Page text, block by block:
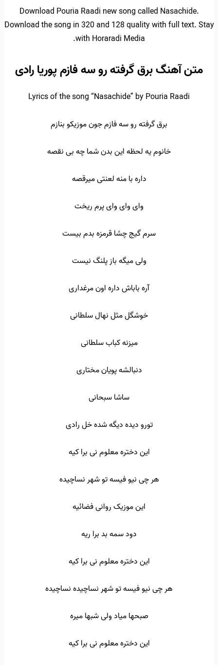
Download Pouria Raadi new song called Nasachide.
Download the song in 320 and 128 quality with full text. Stay
with Horaradi Media.
متن آهنگ برق گرفته رو سه فازم پوریا رادی
Lyrics of the song “Nasachide” by Pouria Raadi
برق گرفته رو سه فازم جون موزیکو بنازم
خانوم یه لحظه این بدن شما چه بی نقصه
داره با منه لعنتی میرقصه
وای وای وای پرم ریخت
سرم گیج چشا قرمزه بدم بیست
ولی میگه باز پلنگ نیست
آره باباش داره اون مرغداری
خوشگل مثل نهال سلطانی
میزنه کباب سلطانی
دنبالشه پویان مختاری
ساشا سبحانی
تورو دیده دیگه شده خل رادی
این دختره معلوم نی برا کیه
هر چی نیو فیسه تو شهر نساچیده
این موزیک روانی فضائیه
دود سمه بد برا ریه
این دختره معلوم نی برا کیه
هر چی نیو فیسه تو شهر نساچیده نساچیده
صبحها میاد ولی شبها میره
این دختره معلوم نی برا کیه